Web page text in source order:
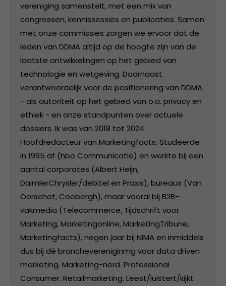
vereniging samenstelt, met een mix van
congressen, kennissessies en publicaties. Samen
met onze commissies zorgen we ervoor dat de
leden van DDMA altijd op de hoogte zijn van de
laatste ontwikkelingen op het gebied van
technologie en wetgeving. Daarnaast
verantwoordelijk voor de positionering van DDMA
- als autoriteit op het gebied van o.a. privacy en
ethiek - en onze standpunten over actuele
dossiers. Ik was van 2018 tot 2024
Hoofdredacteur van Marketingfacts. Studeerde
in 1995 af (hbo Communicatie) en werkte bij een
aantal corporates (Albert Heijn,
DaimlerChrysler/debitel en Praxis), bureaus (Van
Oorschot, Coebergh), maar vooral bij B2B-
vakmedia (Telecommerce, Tijdschrift voor
Marketing, Marketingonline, MarketingTribune,
Marketingfacts), negen jaar bij NIMA en inmiddels
dus bij dé branchevereniginmg voor data driven
marketing. Marketing-nerd. Professional
Consumer. Retailmarketing. Leest/luistert/kijkt